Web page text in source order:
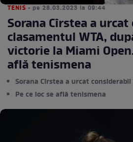
TENIS • pe 28.03.2023 la 09:44
Sorana Cîrstea a
clasamentul WTA,
victorie la Miami
află tenismena
Sorana Cîrstea a urcat
Pe ce loc se află tenismena